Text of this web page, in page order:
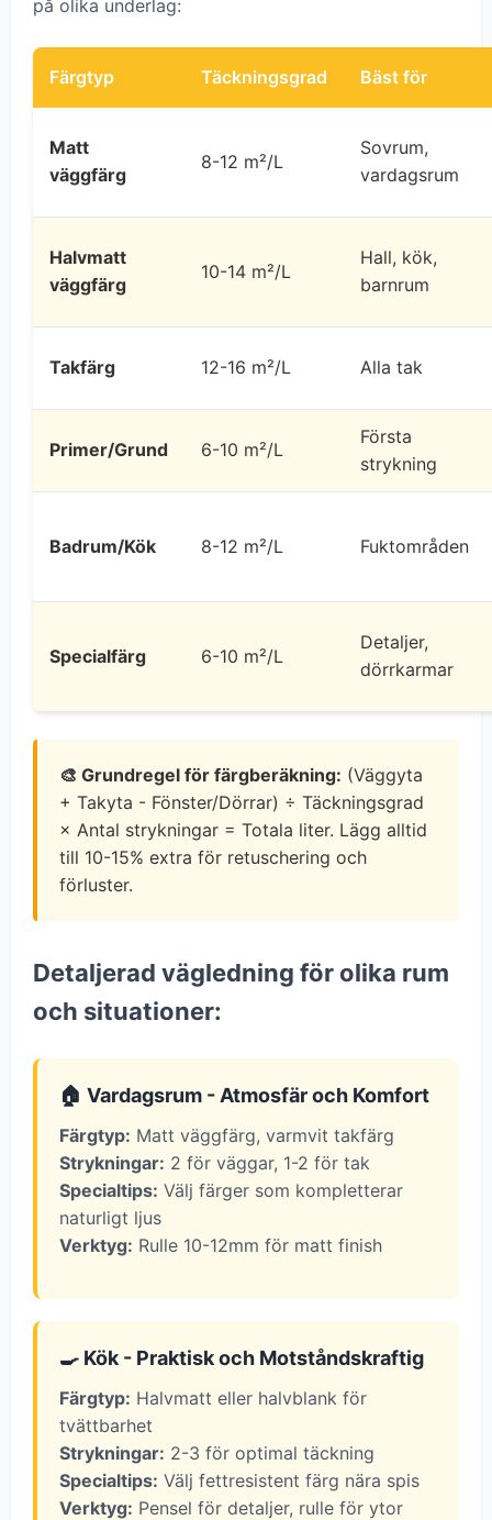
på olika underlag:
Färgtyp Täckningsgrad Bäst för
Matt
väggfärg
8-12 m²/L
Sovrum,
vardagsrum
Halvmatt
väggfärg
10-14 m²/L
Hall, kök,
barnrum
Takfärg 12-16 m²/L Alla tak
Primer/Grund 6-10 m²/L
Första
strykning
Badrum/Kök 8-12 m²/L Fuktområden
Specialfärg 6-10 m²/L
Detaljer,
dörrkarmar
🎨 Grundregel för färgberäkning: (Väggyta
+ Takyta - Fönster/Dörrar) ÷ Täckningsgrad
× Antal strykningar = Totala liter. Lägg alltid
till 10-15% extra för retuschering och
förluster.
Detaljerad vägledning för olika rum
och situationer:
🏠 Vardagsrum - Atmosfär och Komfort
Färgtyp: Matt väggfärg, varmvit takfärg
Strykningar: 2 för väggar, 1-2 för tak
Specialtips: Välj färger som kompletterar
naturligt ljus
Verktyg: Rulle 10-12mm för matt finish
🍳 Kök - Praktisk och Motståndskraftig
Färgtyp: Halvmatt eller halvblank för
tvättbarhet
Strykningar: 2-3 för optimal täckning
Specialtips: Välj fettresistent färg nära spis
Verktyg: Pensel för detaljer, rulle för ytor